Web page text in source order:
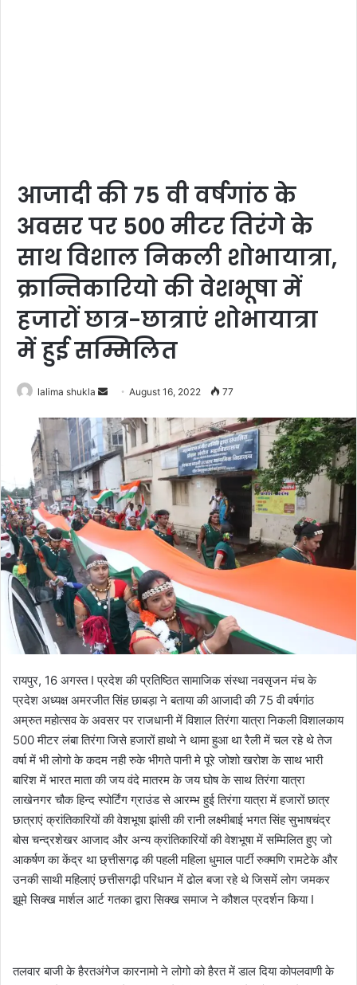
आजादी की 75 वी वर्षगांठ के
अवसर पर 500 मीटर तिरंगे के
साथ विशाल निकली शोभायात्रा,
क्रान्तिकारियो की वेशभूषा में
हजारों छात्र-छात्राएं शोभायात्रा
में हुई सम्मिलित
lalima shukla
Send
email
August 16, 2022 77
रायपुर, 16 अगस्त I प्रदेश की प्रतिष्ठित सामाजिक संस्था नवसृजन मंच के
प्रदेश अध्यक्ष अमरजीत सिंह छाबड़ा ने बताया की आजादी की 75 वी वर्षगांठ
अम्रुत महोत्सव के अवसर पर राजधानी में विशाल तिरंगा यात्रा निकली विशालकाय
500 मीटर लंबा तिरंगा जिसे हजारों हाथो ने थामा हुआ था रैली में चल रहे थे तेज
वर्षा में भी लोगो के कदम नही रुके भीगते पानी मे पूरे जोशो खरोश के साथ भारी
बारिश में भारत माता की जय वंदे मातरम के जय घोष के साथ तिरंगा यात्रा
लाखेनगर चौक हिन्द स्पोर्टिंग ग्राउंड से आरम्भ हुई तिरंगा यात्रा में हजारों छात्र
छात्राएं क्रांतिकारियों की वेशभूषा झांसी की रानी लक्ष्मीबाई भगत सिंह सुभाषचंद्र
बोस चन्द्रशेखर आजाद और अन्य क्रांतिकारियों की वेशभूषा में सम्मिलित हुए जो
आकर्षण का केंद्र था छ्त्तीसगढ़ की पहली महिला धुमाल पार्टी रुक्मणि रामटेके और
उनकी साथी महिलाएं छत्तीसगढ़ी परिधान में ढोल बजा रहे थे जिसमें लोग जमकर
झूमे सिक्ख मार्शल आर्ट गतका द्वारा सिक्ख समाज ने कौशल प्रदर्शन किया I
तलवार बाजी के हैरतअंगेज कारनामो ने लोगो को हैरत में डाल दिया कोपलवाणी के